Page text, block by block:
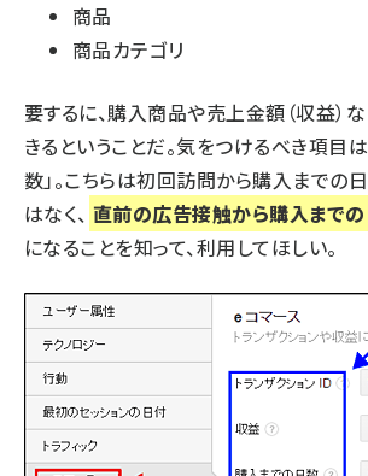
商品
商品カテゴリ
要するに、購入商品や売上金額（収益）
きるということだ。気をつけるべき項目
数」。こちらは初回訪問から購入までの
はなく、 直前の広告接触から購入まで
になることを知って、利用してほしい。